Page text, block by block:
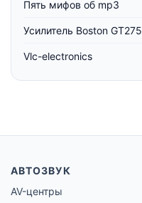
Пять мифов об mp3
Усилитель Boston GT275
Vlc-electronics
АВТОЗВУК
AV-центры